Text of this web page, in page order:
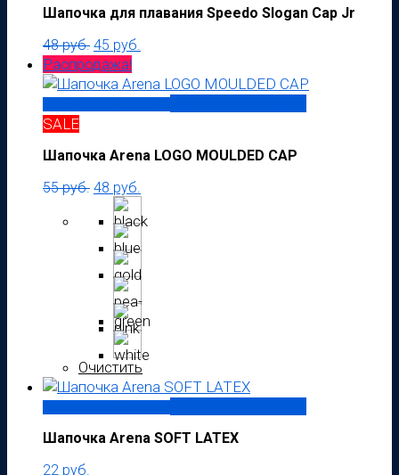
Шапочка для плавания Speedo Slogan Cap Jr
48руб. Первоначальная
цена
составляла
48 руб..
45 руб.
цена:
Распродажа!
SALE
Шапочка Arena LOGO MOULDED CAP
55руб. 48 руб.
Очистить
Шапочка Arena SOFT LATEX
22 руб.